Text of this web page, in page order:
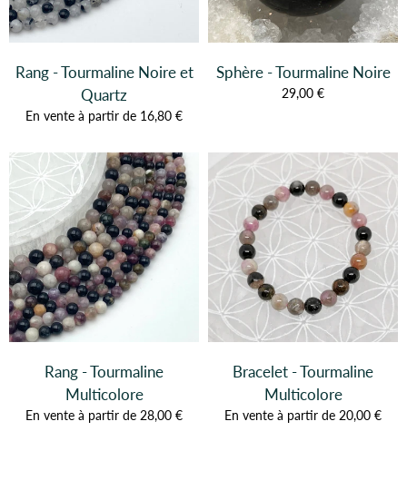
Rang - Tourmaline Noire et
Quartz
En vente à partir de 16,80 €
Sphère - Tourmaline Noire
29,00 €
Rang - Tourmaline
Multicolore
En vente à partir de 28,00 €
Bracelet - Tourmaline
Multicolore
En vente à partir de 20,00 €